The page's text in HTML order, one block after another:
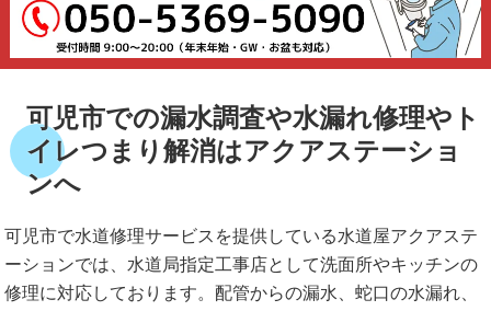
可児市での漏水調査や水漏れ修理やト
イレつまり解消はアクアステーショ
ンへ
可児市で水道修理サービスを提供している水道屋アクアステ
ーションでは、水道局指定工事店として洗面所やキッチンの
修理に対応しております。配管からの漏水、蛇口の水漏れ、